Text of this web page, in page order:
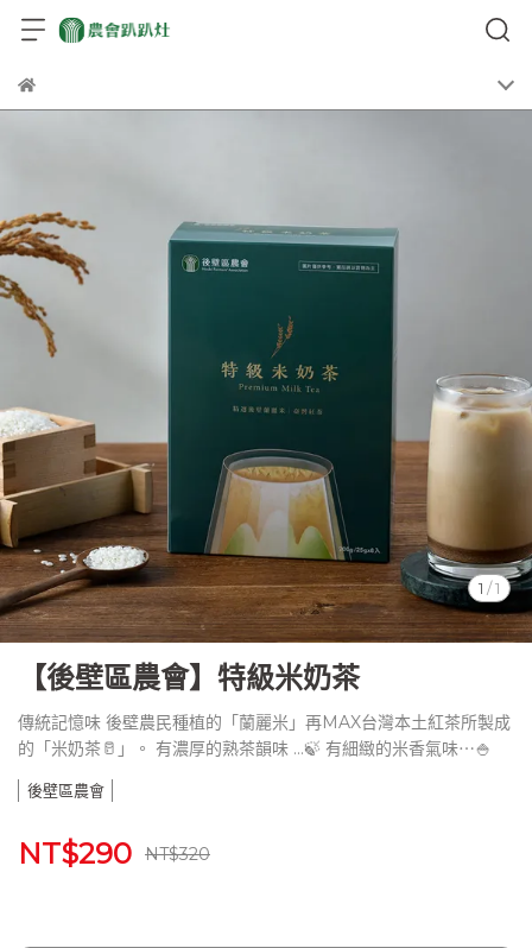
1 /1
【後壁區農會】特級米奶茶
傳統記憶味 後壁農民種植的「蘭麗米」再MAX台灣本土紅茶所製成
的「米奶茶🥛」。 有濃厚的熟茶韻味 ...🍃 有細緻的米香氣味⋯🍚
後壁區農會
NT$290 NT$320